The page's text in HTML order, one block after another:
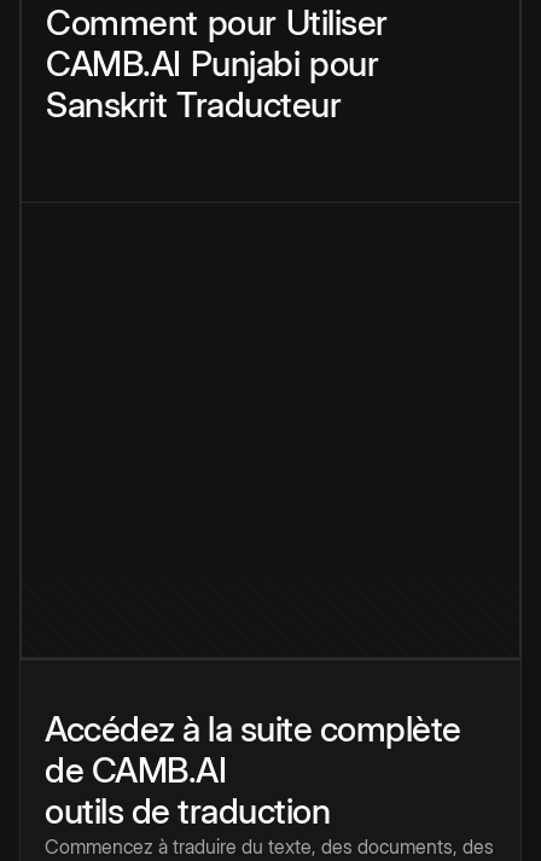
Comment pour Utiliser
CAMB.AI Punjabi pour
Sanskrit Traducteur
Accédez à la suite complète
de CAMB.AI
outils de traduction
Commencez à traduire du texte, des documents, des